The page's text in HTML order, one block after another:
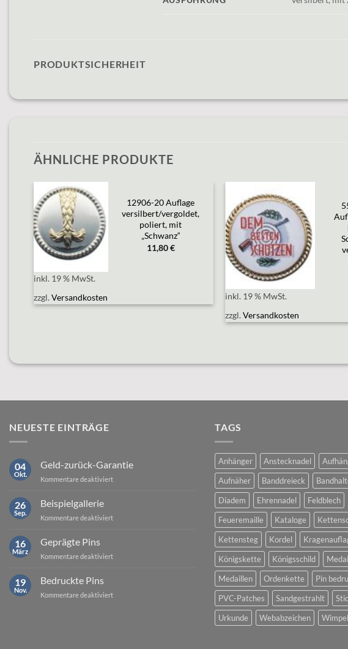
PRODUKTSICHERHEIT
ÄHNLICHE PRODUKTE
Add to
wishlist
12906-20 Auflage
versilbert/vergoldet,
poliert, mit
„Schwanz“
11,80€
inkl. 19 % MwSt.
zzgl.Versandkosten
Add to
wishlist
inkl. 19 % MwSt.
zzgl.Versandkosten
NEUESTE EINTRÄGE
04
Okt.
Geld-zurück-Garantie
Kommentare deaktiviertfür
26
Sep.
Beispielgallerie
Kommentare deaktiviertfür
16
März
Geprägte Pins
Kommentare deaktiviertfür
19
Nov.
Bedruckte Pins
Kommentare deaktiviertfür
TAGS
Anhänger Anstecknadel
Aufnäher
Banddreieck
Diadem
Ehrennadel
Feldblech
Feueremaille
Kataloge
Kettensteg
Kordel
Königskette
Königsschild
Medaillen
Ordenkette Pin
PVC-Patches
Sandgestrahlt
Urkunde
Webabzeichen Wimpel